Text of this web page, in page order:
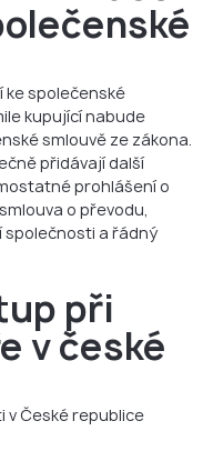
společenské
kupující nabude
smlouvě ze zákona.
přidávají další
prohlášení o
o převodu,
a řádný
při
v české
v České republice